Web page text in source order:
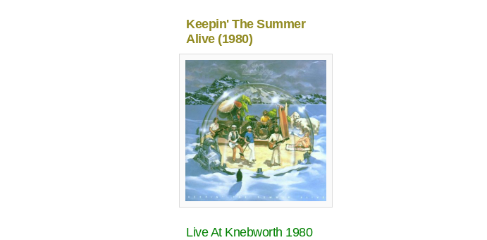
Keepin' The Summer
Alive (1980)
Live At Knebworth 1980